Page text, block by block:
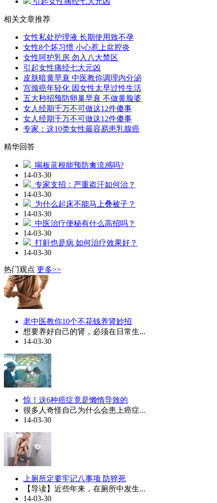
相关文章推荐
女性私处护理液 长期使用致不孕
女性8个坏习惯 小心惹上盆腔炎
女性呵护乳房 勿入八大禁区
引起女性痛经七大元凶
皮肤暗黄早衰 中医教你调理内分泌
宫颈癌年轻化 因女性太早过性生活
五大秒招预防卵巢早衰 不做黄脸婆
女人经期千万不可做这12件傻事
女人经期千万不可做这12件傻事
专家：这10类女性最容易患乳腺癌
精华回答
喝板蓝根能预防禽流感吗?
14-03-30
专家支招：严重盗汗如何治？
14-03-30
为什么起床不能马上叠被子？
14-03-30
中医治疗便秘有什么高招吗？
14-03-30
打鼾也是病 如何治疗效果好？
14-03-30
热门观点 更多>>
老中医教你10个不花钱养肾妙招
想要养好自己的肾，必须在日常生...
14-03-30
惊！这6种癌症竟是懒惰导致的
很多人奇怪自己为什么会患上癌症...
14-03-30
上厕所定要牢记八事项 防猝死
【导读】近些年来，在厕所中发生...
14-03-30